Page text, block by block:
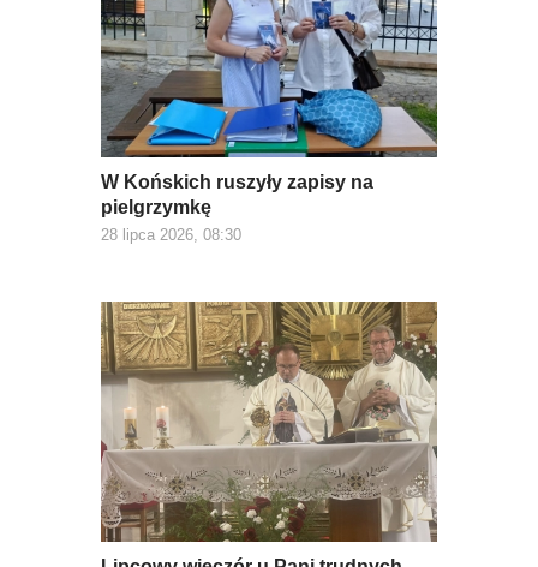
W Końskich ruszyły zapisy na
pielgrzymkę
28 lipca 2026, 08:30